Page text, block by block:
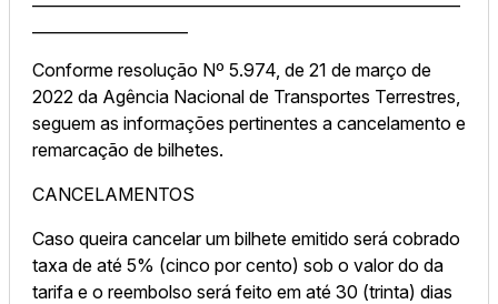
Conforme resolução Nº 5.974, de 21 de março de
2022 da Agência Nacional de Transportes Terrestres,
seguem as informações pertinentes a cancelamento e
remarcação de bilhetes.
CANCELAMENTOS
Caso queira cancelar um bilhete emitido será cobrado
taxa de até 5% (cinco por cento) sob o valor do da
tarifa e o reembolso será feito em até 30 (trinta) dias